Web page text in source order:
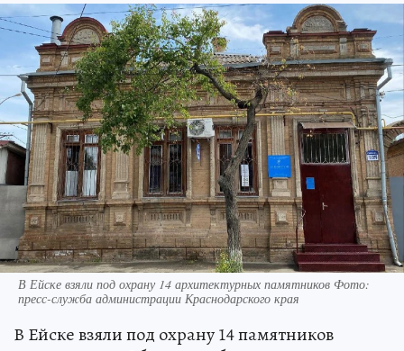
В Ейске взяли под охрану 14 архитектурных памятников Фото:
пресс-служба администрации Краснодарского края
В Ейске взяли под охрану 14 памятников